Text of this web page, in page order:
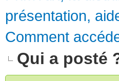
présentation,
Comment
Qui a posté